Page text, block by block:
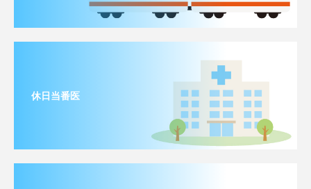
休日当番医